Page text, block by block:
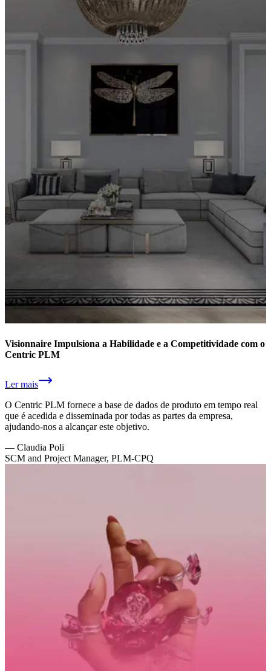
Visionnaire Impulsiona a Habilidade e a Competitividade com o
Centric PLM
Ler mais
O Centric PLM fornece a base de dados de produto em tempo real
que é acedida e disseminada por todas as partes da empresa,
ajudando-nos a alcançar este objetivo.
— Claudia Poli
SCM and Project Manager, PLM-CPQ